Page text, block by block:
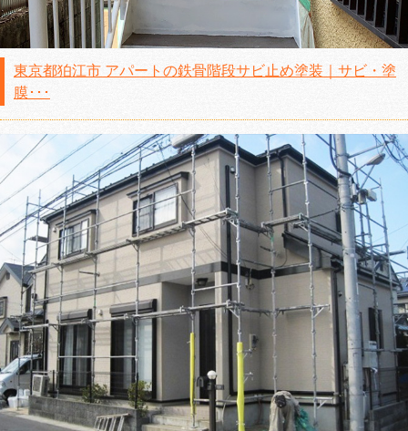
東京都狛江市 アパートの鉄骨階段サビ止め塗装｜サビ・塗
膜･･･